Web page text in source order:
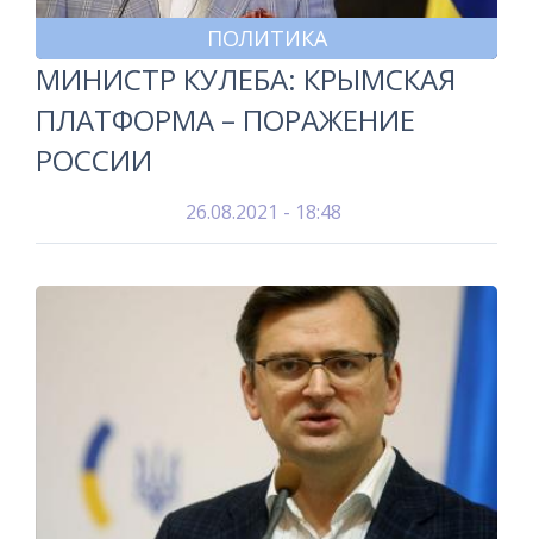
ПОЛИТИКА
МИНИСТР КУЛЕБА: КРЫМСКАЯ
ПЛАТФОРМА – ПОРАЖЕНИЕ
РОССИИ
26.08.2021 - 18:48